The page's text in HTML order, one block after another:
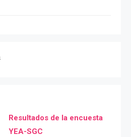
Resultados de la encuesta
YEA-SGC